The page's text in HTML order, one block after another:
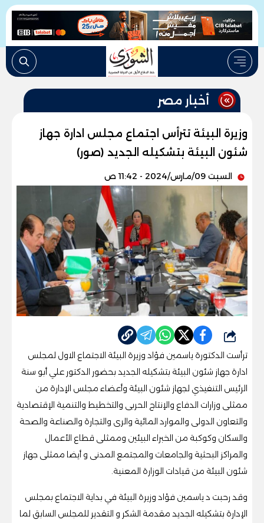
أخبار مصر
وزيرة البيئة تترأس اجتماع مجلس ادارة جهاز
شئون البيئة بتشكيله الجديد (صور)
السبت 09/مارس/2024 - 11:42 ص
شارك
ترأست الدكتورة ياسمين فؤاد وزيرة البيئة الاجتماع الاول لمجلس
ادارة جهاز شئون البيئة بتشكيله الجديد بحضور الدكتور علي أبو سنة
الرئيس التنفيذي لجهاز شئون البيئة وأعضاء مجلس الإدارة من
ممثلى وزارات الدفاع والإنتاج الحربى والتخطيط والتنمية الإقتصادية
والتعاون الدولى والموارد المائية والرى والتجارة والصناعة والصحة
والسكان وكوكبة من الخبراء البيئين وممثلى قطاع الأعمال
والمراكز البحثية والجامعات والمجتمع المدنى و أيضا ممثلى جهاز
شئون البيئة من قيادات الوزارة المعنية.
وقد رحبت د ياسمين فؤاد وزيرة البيئة في بداية الاجتماع بمجلس
الإدارة بتشكيله الجديد مقدمة الشكر و التقدير للمجلس السابق لما